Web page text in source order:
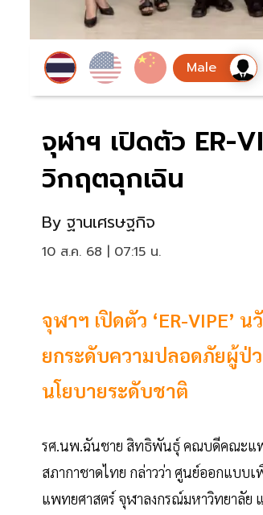
จุฬาฯ เปิดตัว ER-
วิกฤตฉุกเฉิน
By ฐานเศรษฐกิจ
10 ส.ค. 68 | 07:15 น.
จุฬาฯ เปิดตัว ‘ER-VIPE’
ยกระดับความปลอดภัยผู้ป่
นโยบายระดับชาติ
รศ.นพ.ฉันชาย สิทธิพันธุ์ คณบดีคณะแพ
สภากาชาดไทย กล่าวว่า ศูนย์ออกแบบ
แพทยศาสตร์ จุฬาลงกรณ์มหาวิทยาลัย